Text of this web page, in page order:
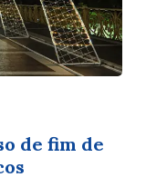
de fim de